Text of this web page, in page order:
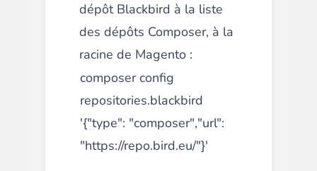
dépôt Blackbird à la liste
des dépôts Composer, à la
racine de Magento :
composer config
repositories.blackbird
'{"type": "composer","url":
"https://repo.bird.eu/"}'